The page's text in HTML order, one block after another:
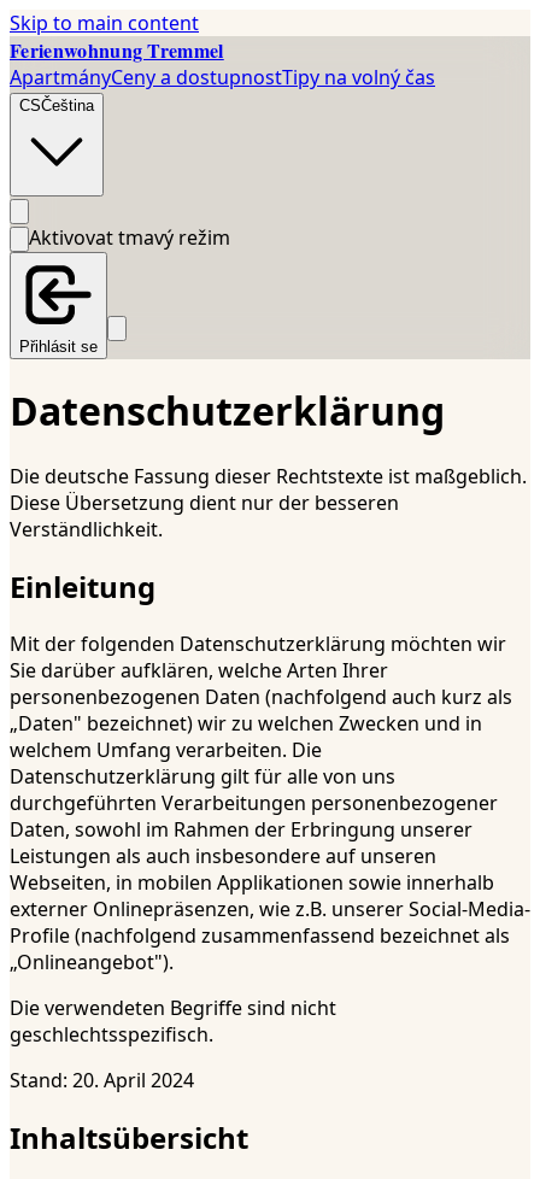
Skip to main content
Ferienwohnung Tremmel
ApartmányCeny a dostupnostTipy na volný čas
CSČeština
Aktivovat tmavý režim
Přihlásit se
Datenschutzerklärung
Die deutsche Fassung dieser Rechtstexte ist maßgeblich.
Diese Übersetzung dient nur der besseren
Verständlichkeit.
Einleitung
Mit der folgenden Datenschutzerklärung möchten wir
Sie darüber aufklären, welche Arten Ihrer
personenbezogenen Daten (nachfolgend auch kurz als
„Daten" bezeichnet) wir zu welchen Zwecken und in
welchem Umfang verarbeiten. Die
Datenschutzerklärung gilt für alle von uns
durchgeführten Verarbeitungen personenbezogener
Daten, sowohl im Rahmen der Erbringung unserer
Leistungen als auch insbesondere auf unseren
Webseiten, in mobilen Applikationen sowie innerhalb
externer Onlinepräsenzen, wie z.B. unserer Social-Media-
Profile (nachfolgend zusammenfassend bezeichnet als
„Onlineangebot").
Die verwendeten Begriffe sind nicht
geschlechtsspezifisch.
Stand: 20. April 2024
Inhaltsübersicht